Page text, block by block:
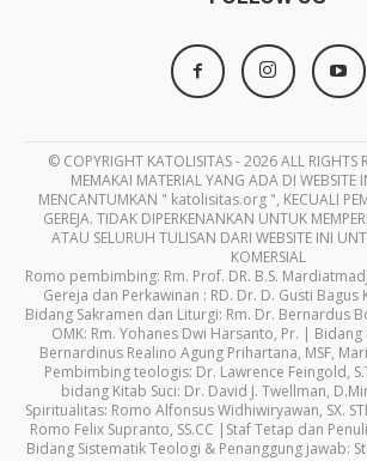
© COPYRIGHT KATOLISITAS - 2026 ALL RIGHTS
MEMAKAI MATERIAL YANG ADA DI WEBSITE
MENCANTUMKAN " katolisitas.org ", KECUALI
GEREJA. TIDAK DIPERKENANKAN UNTUK
ATAU SELURUH TULISAN DARI WEBSITE INI
KOMERSIAL
Romo pembimbing: Rm. Prof. DR. B.S.
Gereja dan Perkawinan : RD. Dr. D. Gusti Bagus
Bidang Sakramen dan Liturgi: Rm. Dr. Bernardus
OMK: Rm. Yohanes Dwi Harsanto, Pr. | Bidang
Bernardinus Realino Agung Prihartana, MSF,
Pembimbing teologis: Dr. Lawrence Feingold,
bidang Kitab Suci: Dr. David J. Twellman,
Spiritualitas: Romo Alfonsus Widhiwiryawan, SX.
Romo Felix Supranto, SS.CC |Staf Tetap dan
Bidang Sistematik Teologi & Penanggung jawab: